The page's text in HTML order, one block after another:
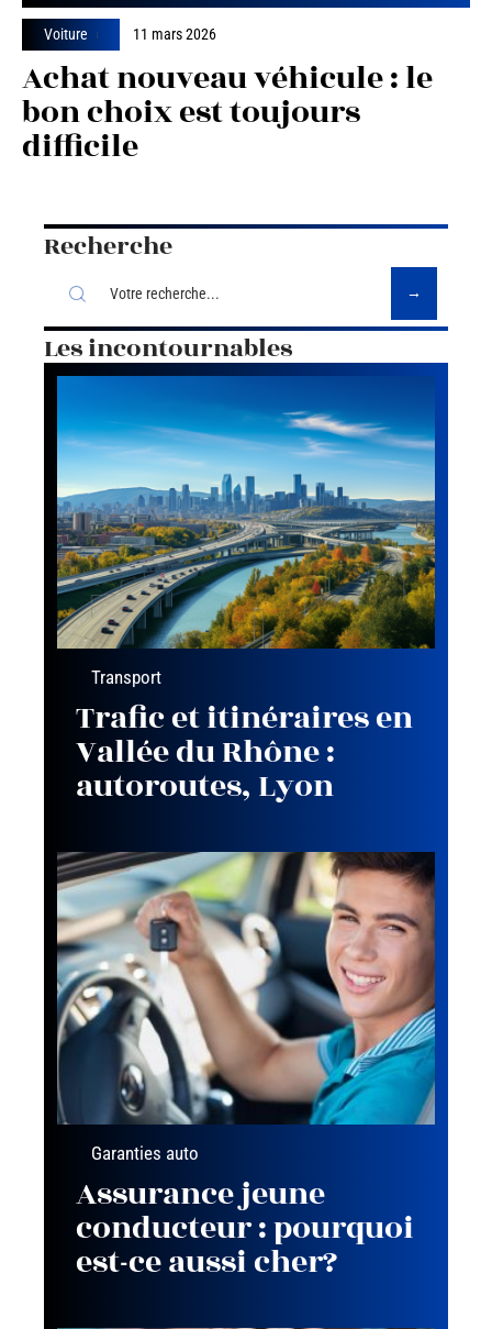
Voiture 11 mars 2026
Achat nouveau véhicule : le
bon choix est toujours
difficile
Recherche
Les incontournables
Transport
Trafic et itinéraires en
Vallée du Rhône :
autoroutes, Lyon
Garanties auto
Assurance jeune
conducteur : pourquoi
est-ce aussi cher?